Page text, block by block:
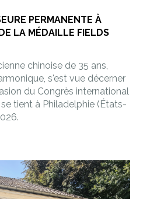
PERMANENTE À
LA MÉDAILLE FIELDS
chinoise de 35 ans,
s'est vue décerner
du Congrès international
tient à Philadelphie (États-